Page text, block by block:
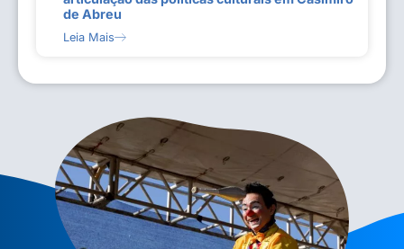
de Abreu
Leia Mais